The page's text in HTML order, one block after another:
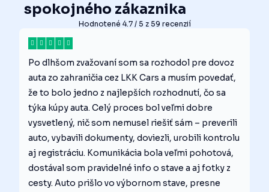
spokojného zákaznika
Hodnotené 4.7 / 5 z 59 recenzií
Po dlhšom zvažovaní som sa rozhodol pre dovoz
auta zo zahraničia cez LKK Cars a musím povedať,
že to bolo jedno z najlepších rozhodnutí, čo sa
týka kúpy auta. Celý proces bol veľmi dobre
vysvetlený, nič som nemusel riešiť sám – preverili
auto, vybavili dokumenty, doviezli, urobili kontrolu
aj registráciu. Komunikácia bola veľmi pohotová,
dostával som pravidelné info o stave a aj fotky z
cesty. Auto prišlo vo výbornom stave, presne